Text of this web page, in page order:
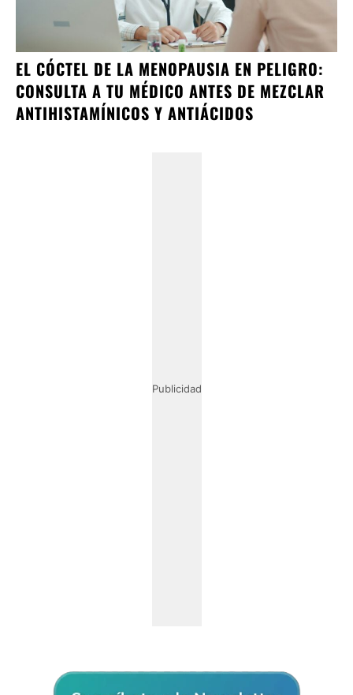
EL CÓCTEL DE LA MENOPAUSIA EN PELIGRO:
CONSULTA A TU MÉDICO ANTES DE MEZCLAR
ANTIHISTAMÍNICOS Y ANTIÁCIDOS
Publicidad